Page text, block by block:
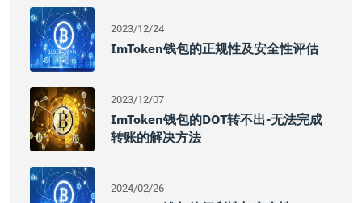
2023/12/24
ImToken钱包的正规性及安全性评估
2023/12/07
ImToken钱包的DOT转不出-无法完成
转账的解决方法
2024/02/26